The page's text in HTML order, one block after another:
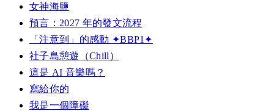
女神海鹽
預言：2027 年的發文流程
「注意到」的感動 ✦BBP1✦
社子島憩遊（Chill）
這是 AI 音樂嗎？
寫給你的
我是一個障礙